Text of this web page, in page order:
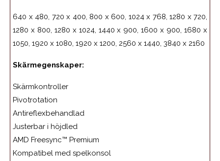
640 x 480, 720 x 400, 800 x 600, 1024 x 768, 1280 x 720,
1280 x 800, 1280 x 1024, 1440 x 900, 1600 x 900, 1680 x
1050, 1920 x 1080, 1920 x 1200, 2560 x 1440, 3840 x 2160
Skärmegenskaper:
Skärmkontroller
Pivotrotation
Antireflexbehandlad
Justerbar i höjdled
AMD Freesync™ Premium
Kompatibel med spelkonsol